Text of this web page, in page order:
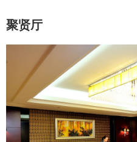
聚贤厅